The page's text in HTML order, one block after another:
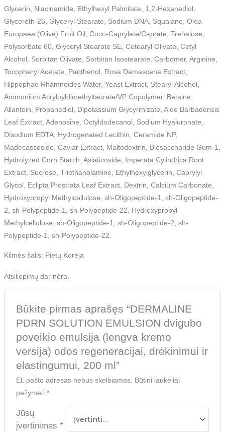
Glycerin, Niacinamide, Ethylhexyl Palmitate, 1,2-Hexanediol,
Glycereth-26, Glyceryl Stearate, Sodium DNA, Squalane, Olea
Europaea (Olive) Fruit Oil, Coco-Caprylate/Caprate, Trehalose,
Polysorbate 60, Glyceryl Stearate SE, Cetearyl Olivate, Cetyl
Alcohol, Sorbitan Olivate, Sorbitan Isostearate, Carbomer, Arginine,
Tocopheryl Acetate, Panthenol, Rosa Damascena Extract,
Hippophae Rhamnoides Water, Yeast Extract, Stearyl Alcohol,
Ammonium Acryloyldimethyltaurate/VP Copolymer, Betaine,
Allantoin, Propanediol, Dipotassium Glycyrrhizate, Aloe Barbadensis
Leaf Extract, Adenosine, Octyldodecanol, Sodium Hyaluronate,
Disodium EDTA, Hydrogenated Lecithin, Ceramide NP,
Madecassoside, Caviar Extract, Maltodextrin, Biosaccharide Gum-1,
Hydrolyzed Corn Starch, Asiaticoside, Imperata Cylindrica Root
Extract, Sucrose, Triethanolamine, Ethylhexylglycerin, Caprylyl
Glycol, Eclipta Prostrata Leaf Extract, Dextrin, Calcium Carbonate,
Hydroxypropyl Methylcellulose, sh-Oligopeptide-1, sh-Oligopeptide-
2, sh-Polypeptide-1, sh-Polypeptide-22. Hydroxypropyl
Methylcellulose, sh-Oligopeptide-1, sh-Oligopeptide-2, sh-
Polypeptide-1, sh-Polypeptide-22.
Kilmės šalis: Pietų Korėja
Atsiliepimų dar nėra.
Būkite pirmas aprašęs “DERMALINE
PDRN SOLUTION EMULSION dvigubo
poveikio emulsija (lengva kremo
versija) odos regeneracijai, drėkinimui ir
elastingumui, 200 ml”
El. pašto adresas nebus skelbiamas. Būtini laukeliai
pažymėti *
Jūsų
įvertinimas *